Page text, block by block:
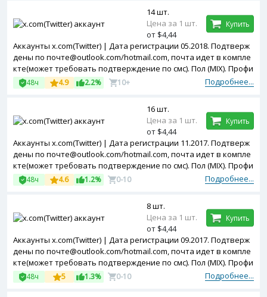
Аккаунты x.com(Twitter) | Дата регистрации 05.2018. Подтверж
дены по почте@outlook.com/hotmail.com, почта идет в компле
кте(может требовать подтверждение по смс). Пол (MIX). Профи
ль частично заполнен. Двухфакторная авторизация включен
а. Token в комплекте. Зарегистрированы с MIX ip
Подробнее...
48ч 4.9 2.2% 10+
14 шт.
Цена за 1 шт.
от $4,44
Купить
Аккаунты x.com(Twitter) | Дата регистрации 11.2017. Подтверж
дены по почте@outlook.com/hotmail.com, почта идет в компле
кте(может требовать подтверждение по смс). Пол (MIX). Профи
ль частично заполнен. Двухфакторная авторизация включен
а. Token в комплекте. Зарегистрированы с MIX ip
Подробнее...
48ч 4.6 1.2% 0-10
16 шт.
Цена за 1 шт.
от $4,44
Купить
Аккаунты x.com(Twitter) | Дата регистрации 09.2017. Подтверж
дены по почте@outlook.com/hotmail.com, почта идет в компле
кте(может требовать подтверждение по смс). Пол (MIX). Профи
ль частично заполнен. Двухфакторная авторизация включен
а. Token в комплекте. Зарегистрированы с MIX ip
Подробнее...
48ч 5 1.3% 0-10
8 шт.
Цена за 1 шт.
от $4,44
Купить